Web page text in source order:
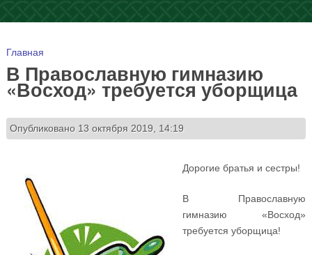
Вы здесь
Главная
В Православную гимназию
«Восход» требуется уборщица
Опубликовано 13 октября 2019, 14:19
Дорогие братья и сестры!
В Православную
гимназию «Восход»
требуется уборщица!